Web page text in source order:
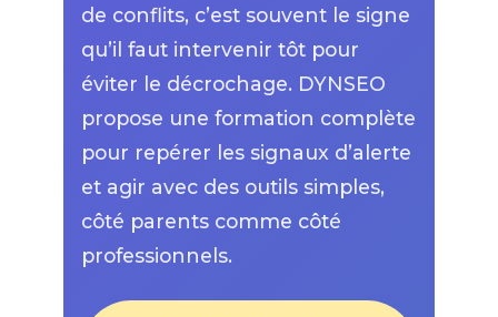
de conflits, c’est souvent le signe
qu’il faut intervenir tôt pour
éviter le décrochage. DYNSEO
propose une formation complète
pour repérer les signaux d’alerte
et agir avec des outils simples,
côté parents comme côté
professionnels.